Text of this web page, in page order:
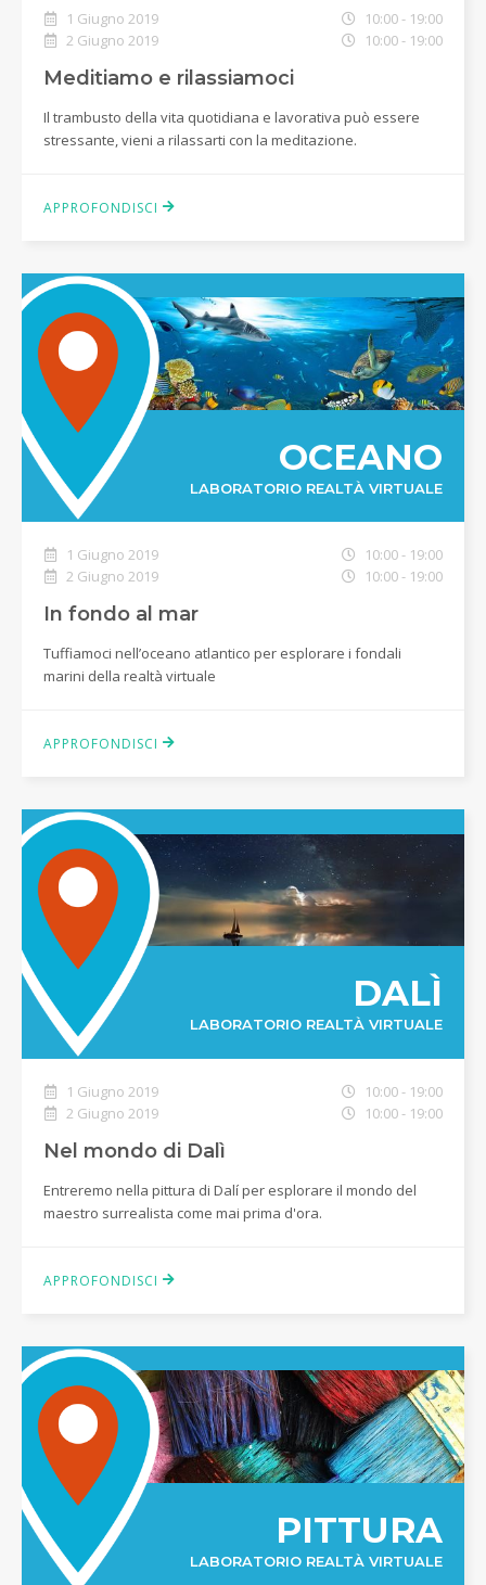
1 Giugno 2019
10:00 - 19:00
2 Giugno 2019
10:00 - 19:00
Meditiamo e rilassiamoci
Il trambusto della vita quotidiana e lavorativa può essere
stressante, vieni a rilassarti con la meditazione.
APPROFONDISCI
OCEANO
LABORATORIO REALTÀ VIRTUALE
1 Giugno 2019
10:00 - 19:00
2 Giugno 2019
10:00 - 19:00
In fondo al mar
Tuffiamoci nell’oceano atlantico per esplorare i fondali
marini della realtà virtuale
APPROFONDISCI
DALÌ
LABORATORIO REALTÀ VIRTUALE
1 Giugno 2019
10:00 - 19:00
2 Giugno 2019
10:00 - 19:00
Nel mondo di Dalì
Entreremo nella pittura di Dalí per esplorare il mondo del
maestro surrealista come mai prima d'ora.
APPROFONDISCI
PITTURA
LABORATORIO REALTÀ VIRTUALE